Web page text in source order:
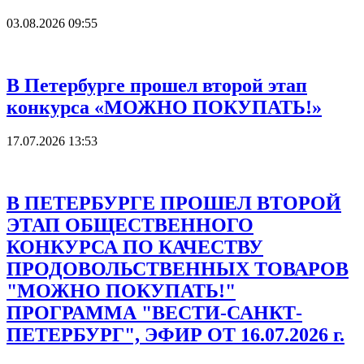
03.08.2026 09:55
В Петербурге прошел второй этап
конкурса «МОЖНО ПОКУПАТЬ!»
17.07.2026 13:53
В ПЕТЕРБУРГЕ ПРОШЕЛ ВТОРОЙ
ЭТАП ОБЩЕСТВЕННОГО
КОНКУРСА ПО КАЧЕСТВУ
ПРОДОВОЛЬСТВЕННЫХ ТОВАРОВ
"МОЖНО ПОКУПАТЬ!"
ПРОГРАММА "ВЕСТИ-САНКТ-
ПЕТЕРБУРГ", ЭФИР ОТ 16.07.2026 г.